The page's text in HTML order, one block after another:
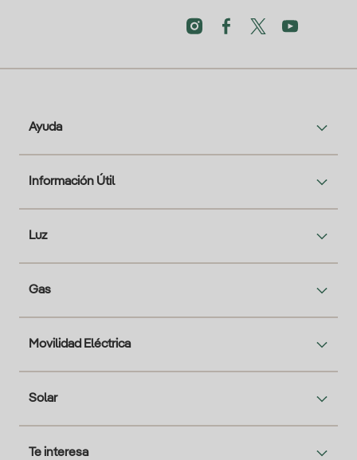
Ayuda
Información Útil
Luz
Gas
Movilidad Eléctrica
Solar
Te interesa